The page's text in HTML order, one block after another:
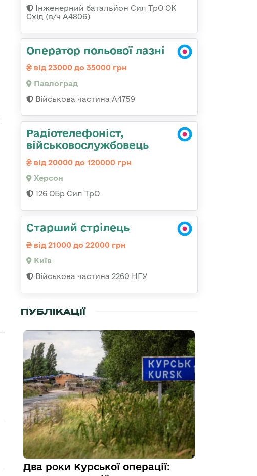
Інженерний батальйон Сил ТрО ОК
Схід (в/ч А4806)
Оператор польової лазні
від 23000 до 35000 грн
Павлоград
Військова частина А4759
Радіотелефоніст,
військовослужбовець
від 20000 до 120000 грн
Херсон
126 ОБр Сил ТрО
Старший стрілець
від 21000 до 22000 грн
Київ
Військова частина 2260 НГУ
ПУБЛІКАЦІЇ
Два роки Курської операції: